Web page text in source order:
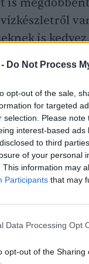
Do Not Process
opt-out of the sale,
for targeted
selection. Please
interest-based
to third
of your personal
This information may
Participants that may
Data Processing Opt
opt-out of the Sharing
is
is
úgy
csoportok